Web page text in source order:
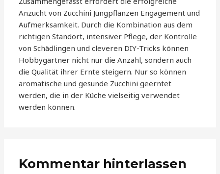
Anzucht von Zucchini Jungpflanzen Engagement und
Aufmerksamkeit. Durch die Kombination aus dem
richtigen Standort, intensiver Pflege, der Kontrolle
von Schädlingen und cleveren DIY-Tricks können
Hobbygärtner nicht nur die Anzahl, sondern auch
die Qualität ihrer Ernte steigern. Nur so können
aromatische und gesunde Zucchini geerntet
werden, die in der Küche vielseitig verwendet
werden können.
Kommentar hinterlassen